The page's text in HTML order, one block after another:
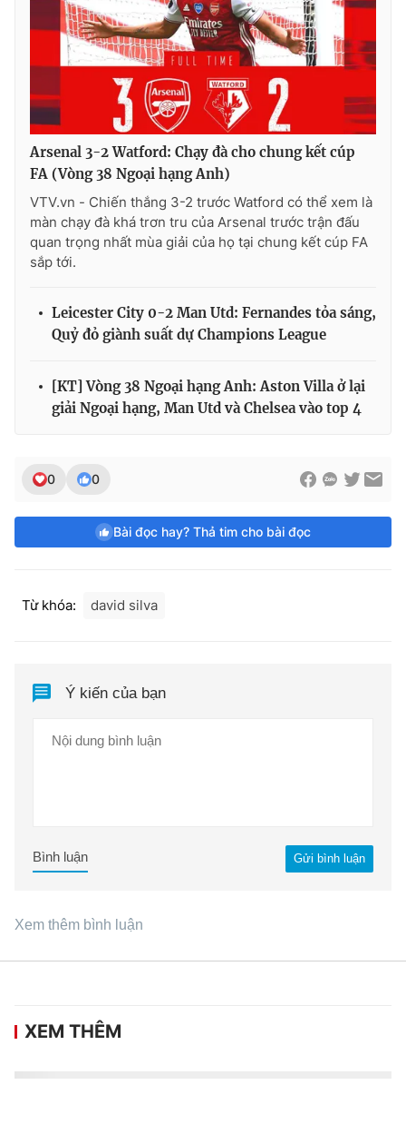
Arsenal 3-2 Watford: Chạy đà cho chung kết cúp
FA (Vòng 38 Ngoại hạng Anh)
VTV.vn - Chiến thắng 3-2 trước Watford có thể xem là
màn chạy đà khá trơn tru của Arsenal trước trận đấu
quan trọng nhất mùa giải của họ tại chung kết cúp FA
sắp tới.
Leicester City 0-2 Man Utd: Fernandes tỏa sáng,
Quỷ đỏ giành suất dự Champions League
[KT] Vòng 38 Ngoại hạng Anh: Aston Villa ở lại
giải Ngoại hạng, Man Utd và Chelsea vào top 4
0 0
Bài đọc hay? Thả tim cho bài đọc
Từ khóa: david silva
Ý kiến của bạn
Gửi bình luận
Bình luận
Xem thêm bình luận
XEM THÊM